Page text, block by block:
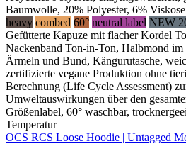
Baumwolle, 20% Polyester, 6% Viskose
heavy combed 60° neutral label NEW
Gefütterte Kapuze mit flacher Kordel
Nackenband Ton-in-Ton, Halbmond
Ärmeln und Bund, Kängurutasche,
zertifizierte vegane Produktion ohne
Berechnung (Life Cycle Assessment)
Umweltauswirkungen über den
Größenlabel, 60° waschbar,
Temperatur
OCS RCS Loose Hoodie | Untagged